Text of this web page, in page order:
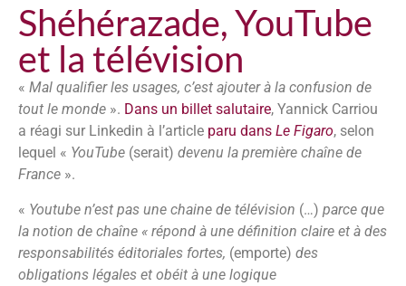
Shéhérazade, YouTube
et la télévision
« Mal qualifier les usages, c’est ajouter à la confusion de
tout le monde ». Dans un billet salutaire, Yannick Carriou
a réagi sur Linkedin à l’article paru dans Le Figaro, selon
lequel « YouTube (serait) devenu la première chaîne de
France ».
« Youtube n’est pas une chaine de télévision (…) parce que
la notion de chaîne « répond à une définition claire et à des
responsabilités éditoriales fortes, (emporte) des
obligations légales et obéit à une logique